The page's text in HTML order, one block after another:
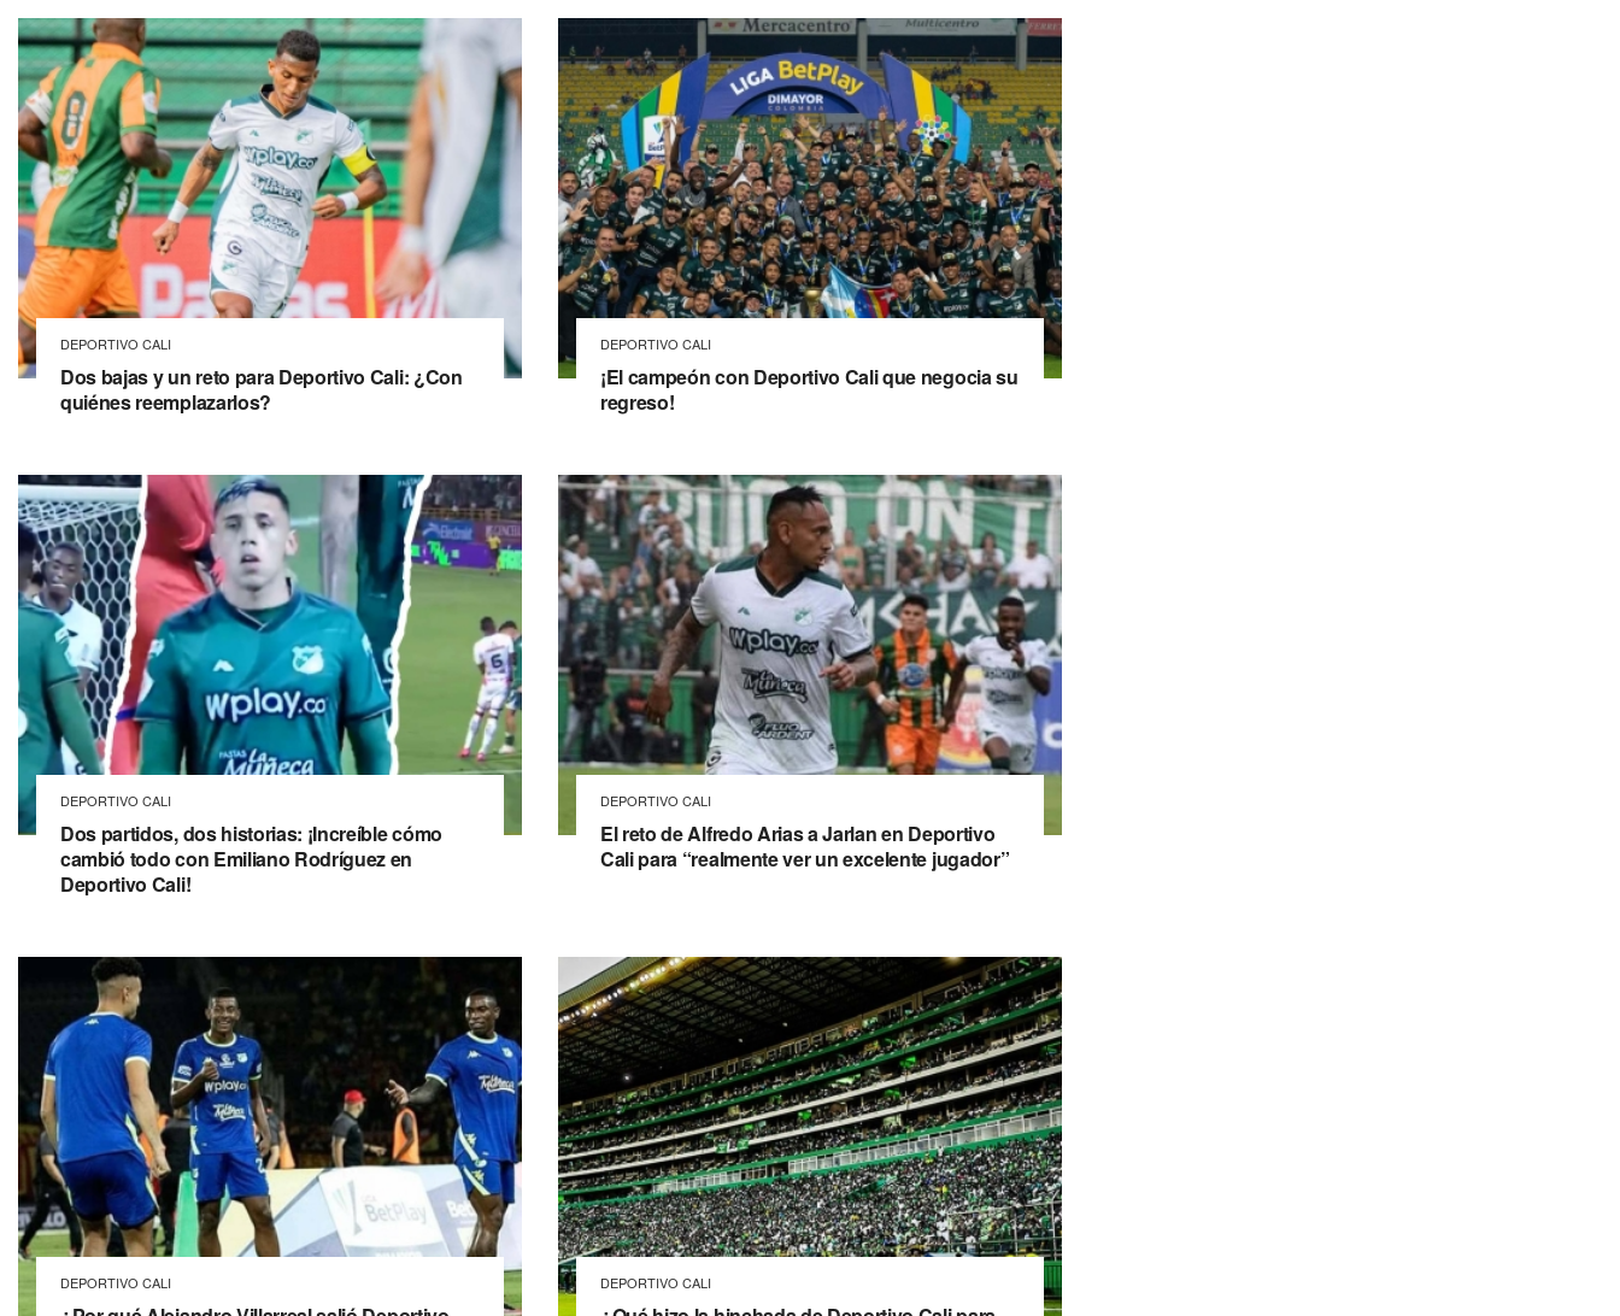
DEPORTIVO CALI
Dos bajas y un reto para Deportivo Cali: ¿Con
quiénes reemplazarlos?
DEPORTIVO CALI
¡El campeón con Deportivo Cali que negocia su
regreso!
DEPORTIVO CALI
Dos partidos, dos historias: ¡Increíble cómo
cambió todo con Emiliano Rodríguez en
Deportivo Cali!
DEPORTIVO CALI
El reto de Alfredo Arias a Jarlan en Deportivo
Cali para “realmente ver un excelente jugador”
DEPORTIVO CALI DEPORTIVO CALI